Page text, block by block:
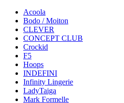
Acoola
Bodo / Moiton
CLEVER
CONCEPT CLUB
Crockid
F5
Hoops
INDEFINI
Infinity Lingerie
LadyTaiga
Mark Formelle